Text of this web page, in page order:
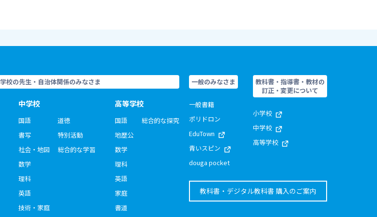
学校の先生・自治体関係のみなさま
中学校
国語
書写
社会・地図
数学
理科
英語
技術・家庭
道徳
特別活動
総合的な学習
高等学校
国語
地歴公
数学
理科
英語
家庭
書道
総合的な探究
一般のみなさま
一般書籍
ポリドロン
EduTown
青いスピン
douga pocket
教科書・指導書・教材の
訂正・変更について
小学校
中学校
高等学校
教科書・デジタル教科書 購入のご案内